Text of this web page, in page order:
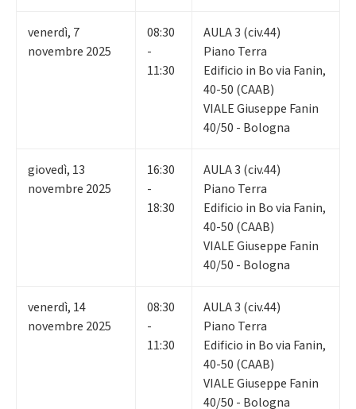
venerdì, 7
novembre 2025
08:30
-
11:30
AULA 3 (civ.44)
Piano Terra
Edificio in Bo via Fanin,
40-50 (CAAB)
VIALE Giuseppe Fanin
40/50 - Bologna
giovedì, 13
novembre 2025
16:30
-
18:30
AULA 3 (civ.44)
Piano Terra
Edificio in Bo via Fanin,
40-50 (CAAB)
VIALE Giuseppe Fanin
40/50 - Bologna
venerdì, 14
novembre 2025
08:30
-
11:30
AULA 3 (civ.44)
Piano Terra
Edificio in Bo via Fanin,
40-50 (CAAB)
VIALE Giuseppe Fanin
40/50 - Bologna